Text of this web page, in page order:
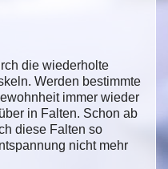
die wiederholte
Werden bestimmte
immer wieder
in Falten. Schon ab
diese Falten so
nicht mehr